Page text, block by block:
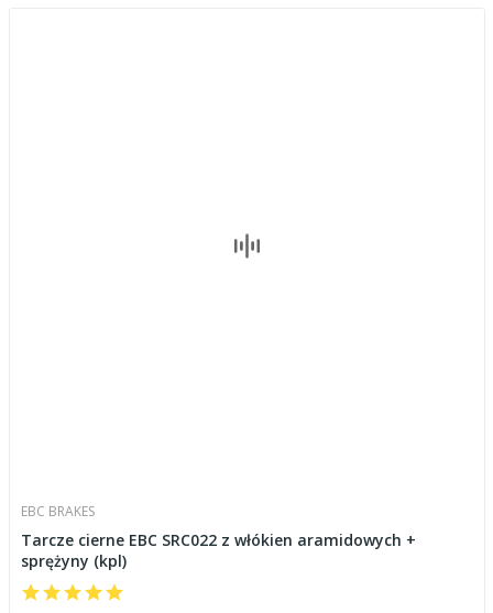
EBC BRAKES
Tarcze cierne EBC SRC022 z włókien aramidowych +
sprężyny (kpl)